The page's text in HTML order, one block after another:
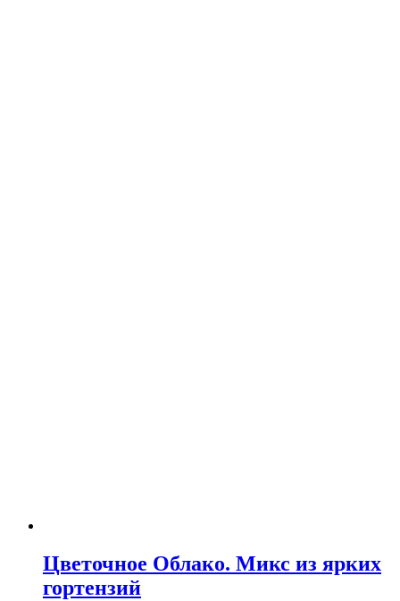
Цветочное Облако. Микс из ярких
гортензий